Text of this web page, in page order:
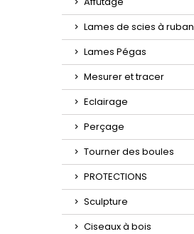
Lames de scies à ruban
Lames Pégas
Mesurer et tracer
Eclairage
Perçage
Tourner des boules
PROTECTIONS
Sculpture
Ciseaux à bois